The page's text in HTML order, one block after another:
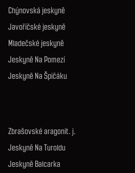
Chýnovská jeskyně
Javoříčské jeskyně
Mladečské jeskyně
Jeskyně Na Pomezí
Jeskyně Na Špičáku
Zbrašovské aragonit. j.
Jeskyně Na Turoldu
Jeskyně Balcarka